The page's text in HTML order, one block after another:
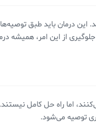
این درمان باید طبق
از این امر، همیشه
اما راه حل کامل نیستند.
توصیه می‌شود.